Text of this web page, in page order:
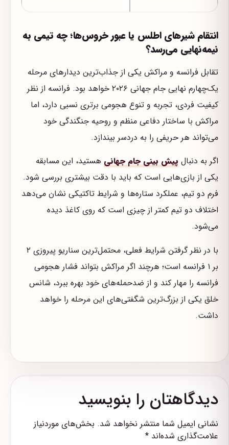
انتقام شیرهای اطلس یا عبور خروس‌ها؛ چه تیمی به
نیمه‌نهایی می‌رسد؟
تقابل فرانسه و مراکش یکی از جذاب‌ترین دیدارهای مرحله
یک‌چهارم نهایی جام جهانی ۲۰۲۶ خواهد بود. فرانسه از نظر
کیفیت فردی، تجربه و تنوع هجومی برتری نسبی دارد، اما
مراکش با ساختار دفاعی منظم و روحیه جنگندگی خود
می‌تواند هر حریفی را به دردسر بیندازد.
اگر به دنبال پیش بینی جام جهانی هستید، این مسابقه
یکی از بازی‌هایی است که باید با دقت بیشتری بررسی شود.
فرم دو تیم، عملکرد ستاره‌ها و شرایط تاکتیکی نشان می‌دهد
اختلاف دو تیم کمتر از چیزی است که روی کاغذ دیده
می‌شود.
با در نظر گرفتن شرایط فعلی، محتمل‌ترین سناریو پیروزی ۲
بر ۱ فرانسه است؛ هرچند اگر مراکش بتواند فشار هجومی
فرانسه را مهار کند و از ضدحمله‌های خود بهره ببرد، شانس
خلق یکی از بزرگ‌ترین شگفتی‌های این مرحله را خواهد
داشت.
دیدگاهتان را بنویسید
نشانی ایمیل شما منتشر نخواهد شد. بخش‌های موردنیاز
علامت‌گذاری شده‌اند *